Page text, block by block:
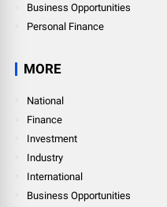
Business Opportunities
Personal Finance
MORE
National
Finance
Investment
Industry
International
Business Opportunities